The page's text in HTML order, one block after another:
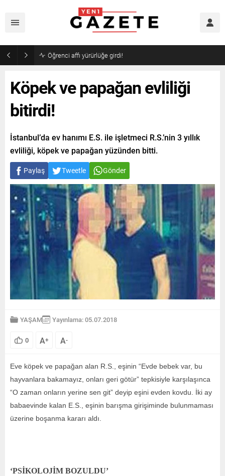
Öğrenci affı yürürlüğe girdi!
Köpek ve papağan evliliği
bitirdi!
İstanbul’da ev hanımı E.S. ile işletmeci R.S.’nin 3 yıllık
evliliği, köpek ve papağan yüzünden bitti.
Paylaş Tweetle Gönder
YAŞAM Yayınlama: 05.07.2018
0 A+ A-
Eve köpek ve papağan alan R.S., eşinin “Evde bebek var, bu
hayvanlara bakamayız, onları geri götür” tepkisiyle karşılaşınca
“O zaman onların yerine sen git” deyip eşini evden kovdu. İki ay
babaevinde kalan E.S., eşinin barışma girişiminde bulunmaması
üzerine boşanma kararı aldı.
‘PSİKOLOJİM BOZULDU’